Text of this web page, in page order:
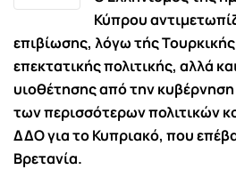
Κύπρου
επιβίωσης, λόγω τής Τουρκικής
επεκτατικής πολιτικής, αλλά
υιοθέτησης από την κυβέρνηση
των περισσότερων πολιτικών
ΔΔΟ για το Κυπριακό, που
Βρετανία.